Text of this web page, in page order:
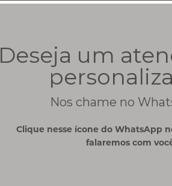
Deseja um
Nos chame no
Clique nesse ícone do WhatsApp
falaremos com